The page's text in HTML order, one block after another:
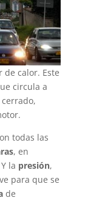
calor. Este
circula a
todas las
, en
la presión,
para que se
de